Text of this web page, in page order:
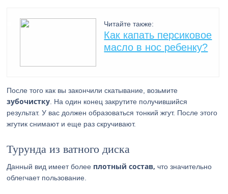
Читайте также:
Как капать персиковое
масло в нос ребенку?
После того как вы закончили скатывание, возьмите
зубочистку . На один конец закрутите получившийся
результат. У вас должен образоваться тонкий жгут. После этого
жгутик снимают и еще раз скручивают.
Турунда из ватного диска
Данный вид имеет более плотный состав, что значительно
облегчает пользование.